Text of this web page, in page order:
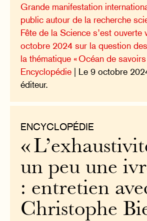
Grande manifestation
public autour de la recherche
Fête de la Science s’est ouverte
octobre 2024 sur la question
la thématique « Océan de savoirs
Encyclopédie | Le 9 octobre
éditeur.
ENCYCLOPÉDIE
«
un peu une
: entretien
Christophe